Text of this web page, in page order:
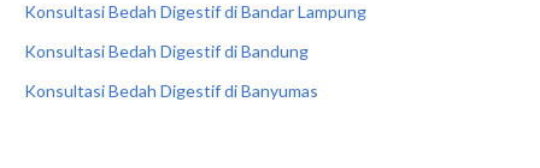
Konsultasi Bedah Digestif di Bandar Lampung
Konsultasi Bedah Digestif di Bandung
Konsultasi Bedah Digestif di Banyumas